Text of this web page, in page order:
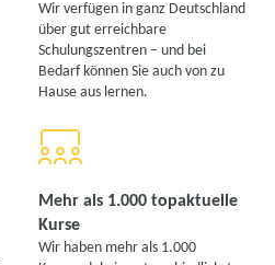
Wir verfügen in ganz Deutschland
über gut erreichbare
Schulungszentren – und bei
Bedarf können Sie auch von zu
Hause aus lernen.
Mehr als 1.000 topaktuelle
Kurse
Wir haben mehr als 1.000